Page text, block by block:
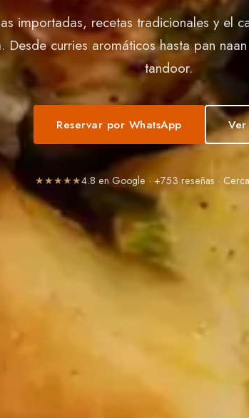
importadas, recetas tradicionales y el
Desde curries aromáticos hasta pan
tandoor.
Reservar por WhatsApp
★★★★★4.8 en Google · +753 reseñas ·